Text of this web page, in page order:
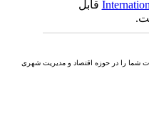
قابل
را در حوزه اقتصاد و مدیریت شهری